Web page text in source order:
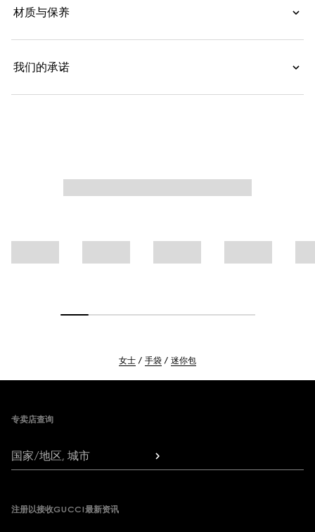
材质与保养
我们的承诺
女士 手袋 迷你包
专卖店查询
国家/地区, 城市
注册以接收GUCCI最新资讯